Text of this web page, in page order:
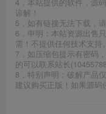
4，本站提供的软件，源
谅解！
5，如有链接无法下载，
6，申明：本站资源出售
需！不提供任何技术支持。
7，如压缩包提示有密码
的可以联系站长
8，特别声明：破解产品
建议购买正版！如果源码